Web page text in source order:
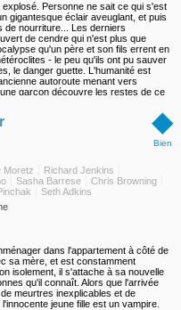
Personne ne sait ce qui s'est
gigantesque éclair aveuglant, et puis
de nourriture... Les derniers
de cendre qui n'est plus que
qu'un père et son fils errent en
- le peu qu'ils ont pu sauver
le danger guette. L'humanité est
autoroute menant vers
garçon découvre les restes de ce
s'efforce de rester debout pour celui◆
Bien
Moretz
Richard Jenkins
Sasha Barrese
Chris Browning
Seth Adkins
dans l'appartement à côté de
sa mère, et est constamment
isolement, il s'attache à sa nouvelle
qu'il connaît. Alors que l'arrivée
meurtres inexplicables et de
jeune fille est un vampire.